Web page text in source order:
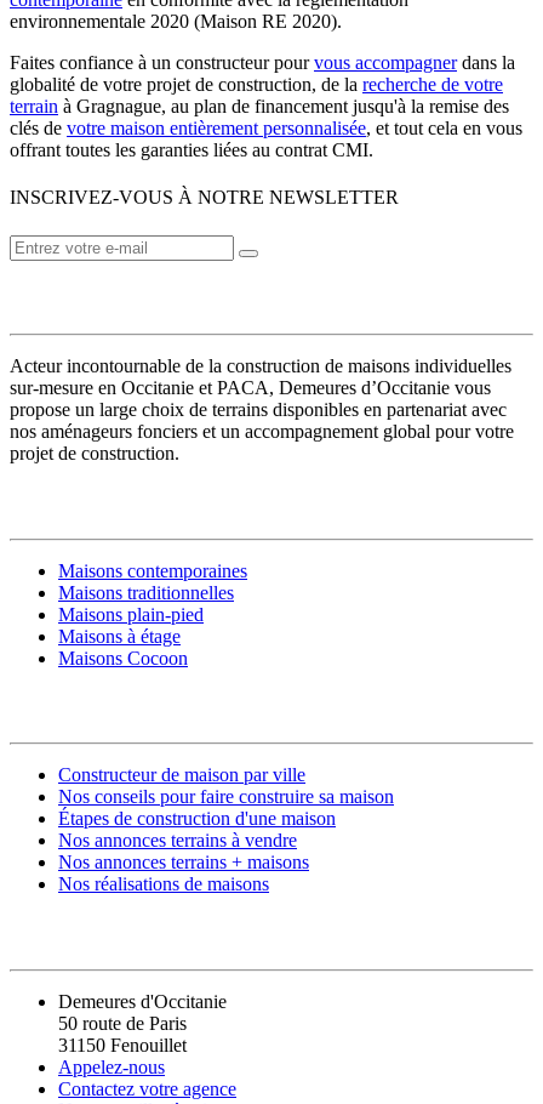
environnementale 2020 (Maison RE 2020).
Faites confiance à un constructeur pourvous accompagnerdans la
globalité de votre projet de construction, de la recherche de votre
terrain à Gragnague, au plan de financement jusqu'à la remise des
clés de votre maison entièrement personnalisée, et tout cela en vous
offrant toutes les garanties liées au contrat CMI.
INSCRIVEZ-VOUS À NOTRE NEWSLETTER
Acteur incontournable de la construction de maisons individuelles
sur-mesure en Occitanie et PACA, Demeures d’Occitanie vous
propose un large choix de terrains disponibles en partenariat avec
nos aménageurs fonciers et un accompagnement global pour votre
projet de construction.
Maisons contemporaines
Maisons traditionnelles
Maisons plain-pied
Maisons à étage
Maisons Cocoon
Constructeur de maison par ville
Nos conseils pour faire construire sa maison
Étapes de construction d'une maison
Nos annonces terrains à vendre
Nos annonces terrains + maisons
Nos réalisations de maisons
Demeures d'Occitanie
50 route de Paris
31150 Fenouillet
Appelez-nous
Contactez votre agence